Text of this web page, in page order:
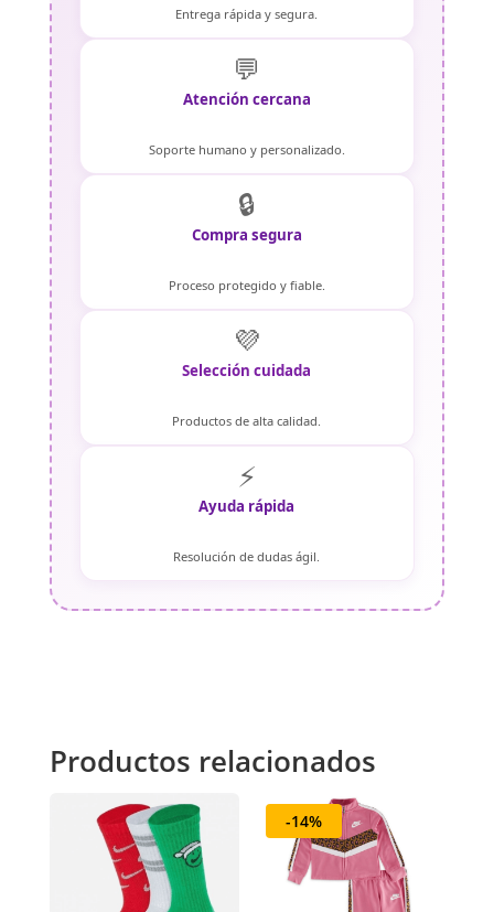
Entrega rápida y segura.
💬
Atención cercana
Soporte humano y personalizado.
🔒
Compra segura
Proceso protegido y fiable.
💜
Selección cuidada
Productos de alta calidad.
⚡
Ayuda rápida
Resolución de dudas ágil.
Productos relacionados
-14%